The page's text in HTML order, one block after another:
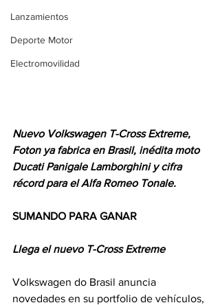
Lanzamientos
Deporte Motor
Electromovilidad
Nuevo Volkswagen T-Cross Extreme,
Foton ya fabrica en Brasil, inédita moto
Ducati Panigale Lamborghini y cifra
récord para el Alfa Romeo Tonale.
SUMANDO PARA GANAR
Llega el nuevo T-Cross Extreme
Volkswagen do Brasil anuncia
novedades en su portfolio de vehículos,